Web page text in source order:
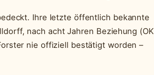
Ihre letzte öffentlich bekannte
nach acht Jahren Beziehung (OK
nie offiziell bestätigt worden –